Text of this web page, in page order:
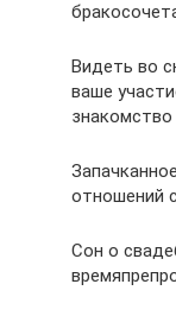
Видеть во
ваше
отношений
Сон о